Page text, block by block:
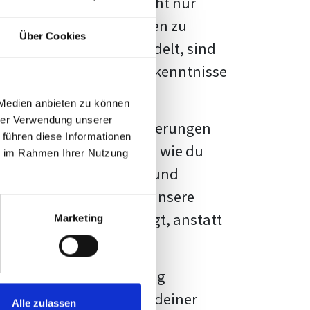
Über Cookies
anbieten zu können
Verwendung unserer
diese Informationen
Rahmen Ihrer Nutzung
Marketing
Alle zulassen
Fakten und Quellen zu
handelt, sind
und Erkenntnisse
vor diesen Herausforderungen
kannst, sondern auch, wie du
Formatierung und
Erwartungen, und unsere
Vorlage zeigt, anstatt
große Herausforderung
wird die Formatierung deiner